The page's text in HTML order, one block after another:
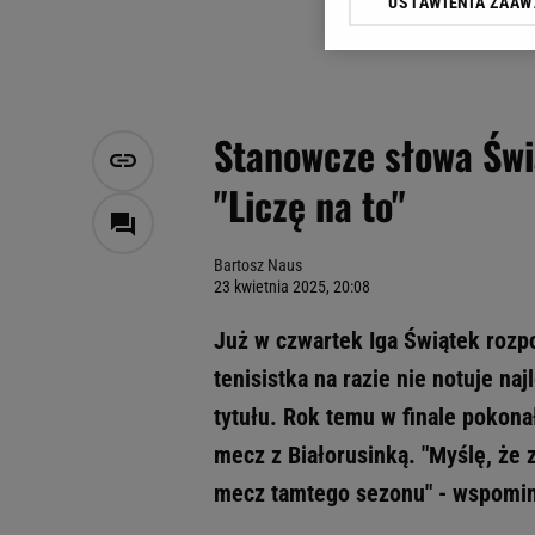
Stanowcze słowa
"Liczę na to"
Bartosz Naus
23 kwietnia 2025, 20:08
Już w czwartek Iga Świątek
tenisistka na razie nie notuje
tytułu. Rok temu w finale
mecz z Białorusinką. "Myślę,
mecz tamtego sezonu" -
Klikając „Akceptuję”
Zaufanych Partnerów i
My, nasi Zaufani
Użycie dokładnych
Przechowywanie